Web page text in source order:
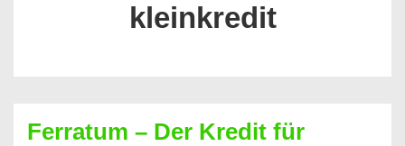
kleinkredit
Ferratum – Der Kredit für